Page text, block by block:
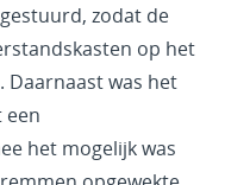
zodat de
op het
Daarnaast was het
een
het mogelijk was